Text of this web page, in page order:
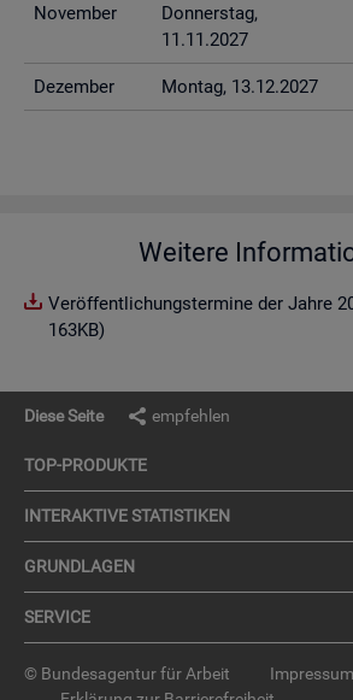
No­vem­ber
Don­ners­tag,
11.11.2027
De­zem­ber Mon­tag, 13.12.2027
Weitere
Veröffentlichungstermine der Jahre
163KB)
Diese Seite empfehlen
TOP-PRO­DUK­TE
IN­TER­AK­TI­VE STA­TIS­TI­KEN
GRUND­LA­GEN
SER­VICE
© Bundesagentur für Arbeit Impressum